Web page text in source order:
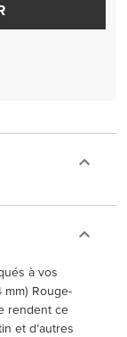
à vos
Rouge-
rendent ce
et d’autres